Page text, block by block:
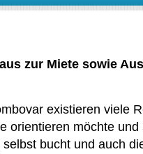
zur Miete sowie
existieren viele
orientieren möchte
bucht und auch